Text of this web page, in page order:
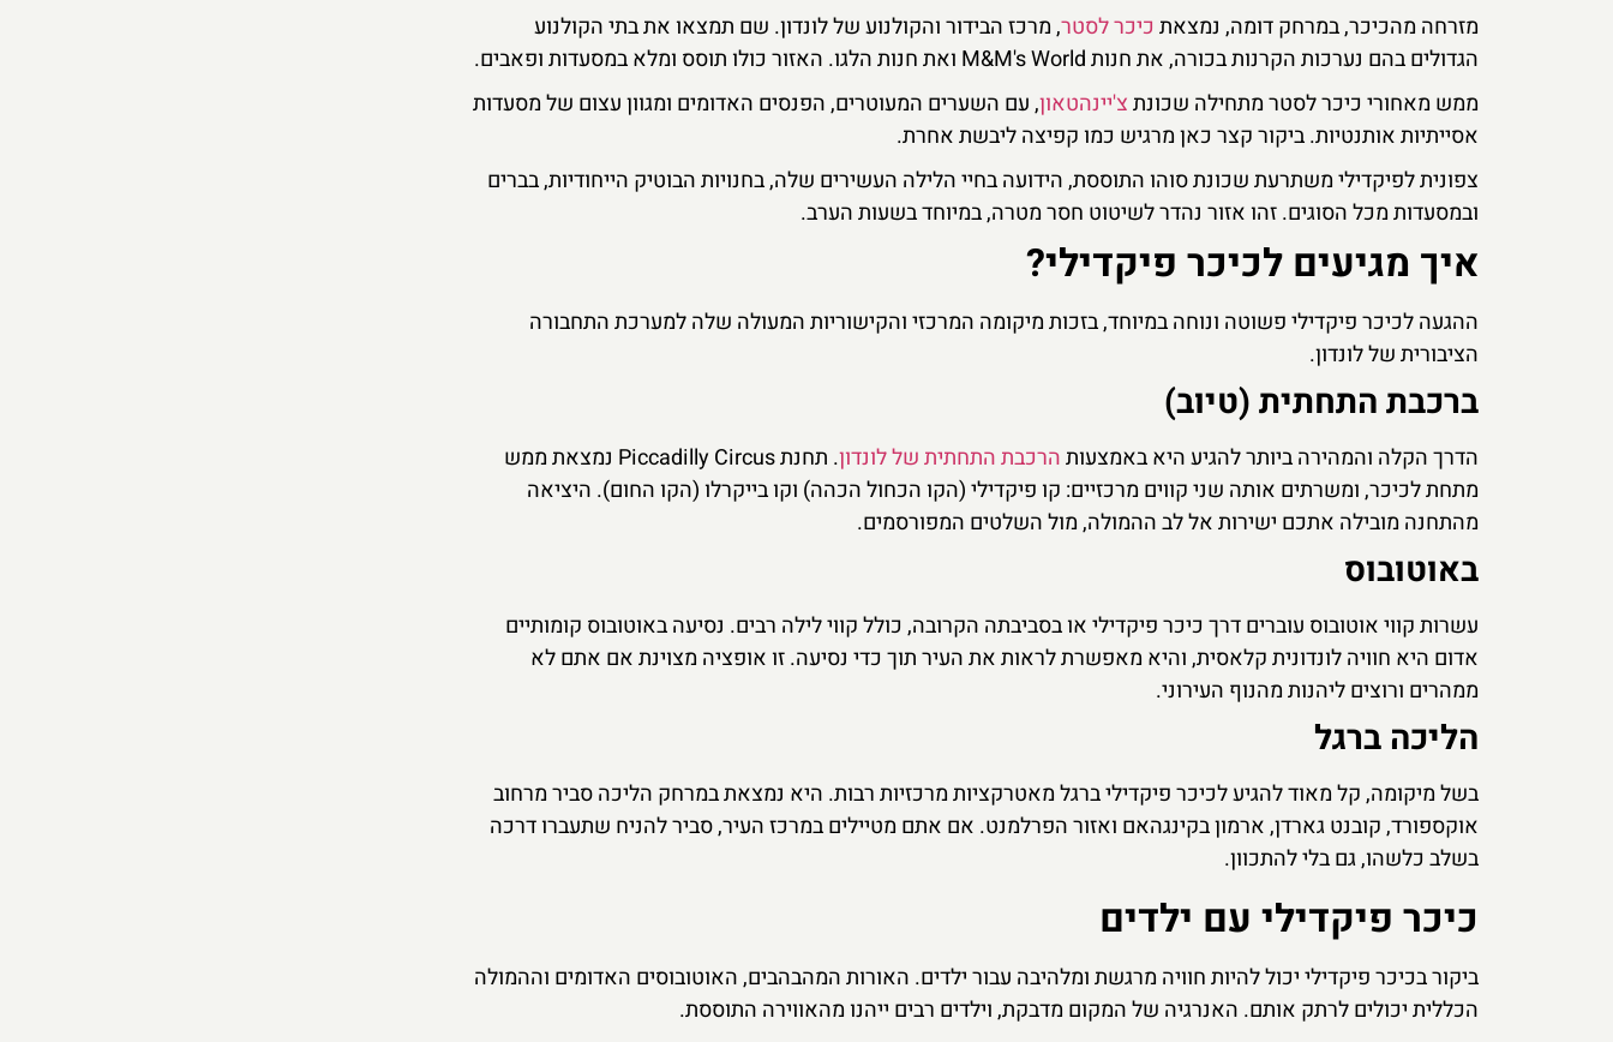
מזרחה מהכיכר, במרחק דומה, נמצאת כיכר לסטר, מרכז הבידור והקולנוע של לונדון. שם תמצאו את בתי הקולנוע
הגדולים בהם נערכות הקרנות בכורה, את חנות M&M's World ואת חנות הלגו. האזור כולו תוסס ומלא במסעדות ופאבים.
ממש מאחורי כיכר לסטר מתחילה שכונתצ'יינהטאון, עם השערים המעוטרים, הפנסים האדומים ומגוון עצום של מסעדות
אסייתיות אותנטיות. ביקור קצר כאן מרגיש כמו קפיצה ליבשת אחרת.
צפונית לפיקדילי משתרעת שכונת סוהו התוססת, הידועה בחיי הלילה העשירים שלה, בחנויות הבוטיק הייחודיות, בברים
ובמסעדות מכל הסוגים. זהו אזור נהדר לשיטוט חסר מטרה, במיוחד בשעות הערב.
איך מגיעים לכיכר פיקדילי?
ההגעה לכיכר פיקדילי פשוטה ונוחה במיוחד, בזכות מיקומה המרכזי והקישוריות המעולה שלה למערכת התחבורה
הציבורית של לונדון.
ברכבת התחתית (טיוב)
הדרך הקלה והמהירה ביותר להגיע היא באמצעותהרכבת התחתית של לונדון
. תחנת Piccadilly Circus נמצאת ממש
מתחת לכיכר, ומשרתים אותה שני קווים מרכזיים: קו פיקדילי (הקו הכחול הכהה) וקו בייקרלו (הקו החום). היציאה
מהתחנה מובילה אתכם ישירות אל לב ההמולה, מול השלטים המפורסמים.
באוטובוס
עשרות קווי אוטובוס עוברים דרך כיכר פיקדילי או בסביבתה הקרובה, כולל קווי לילה רבים. נסיעה באוטובוס קומותיים
אדום היא חוויה לונדונית קלאסית, והיא מאפשרת לראות את העיר תוך כדי נסיעה. זו אופציה מצוינת אם אתם לא
ממהרים ורוצים ליהנות מהנוף העירוני.
הליכה ברגל
בשל מיקומה, קל מאוד להגיע לכיכר פיקדילי ברגל מאטרקציות מרכזיות רבות. היא נמצאת במרחק הליכה סביר מרחוב
אוקספורד, קובנט גארדן, ארמון בקינגהאם ואזור הפרלמנט. אם אתם מטיילים במרכז העיר, סביר להניח שתעברו דרכה
בשלב כלשהו, גם בלי להתכוון.
כיכר פיקדילי עם ילדים
ביקור בכיכר פיקדילי יכול להיות חוויה מרגשת ומלהיבה עבור ילדים. האורות המהבהבים, האוטובוסים האדומים וההמולה
הכללית יכולים לרתק אותם. האנרגיה של המקום מדבקת, וילדים רבים ייהנו מהאווירה התוססת.